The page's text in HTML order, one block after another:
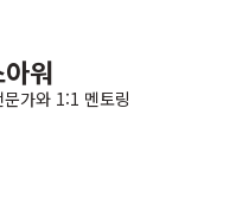
워
가와 1:1 멘토링